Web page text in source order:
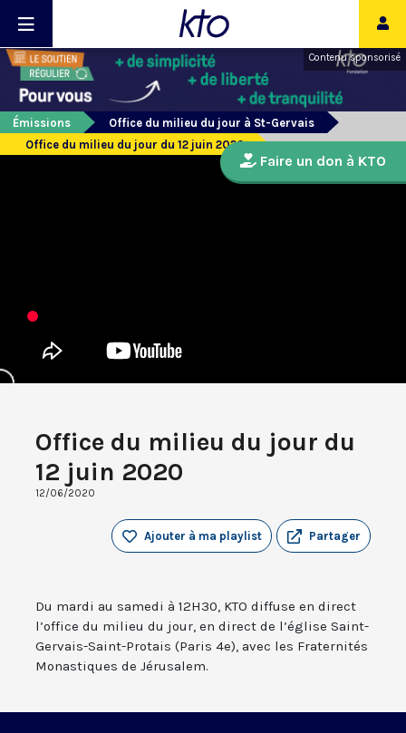
Contenu sponsorisé
Émissions
Office du milieu du jour à St-Gervais
Office du milieu du jour du 12 juin 2020
Office du milieu du jour du
12 juin 2020
12/06/2020
Partager
Ajouter à ma playlist
Du mardi au samedi à 12H30, KTO diffuse en direct
l’office du milieu du jour, en direct de l’église Saint-
Gervais-Saint-Protais (Paris 4e), avec les Fraternités
Monastiques de Jérusalem.
Faire un don à KTO